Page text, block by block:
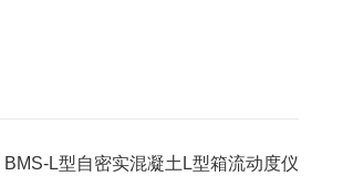
BMS-L型自密实混凝土L型箱流动度仪